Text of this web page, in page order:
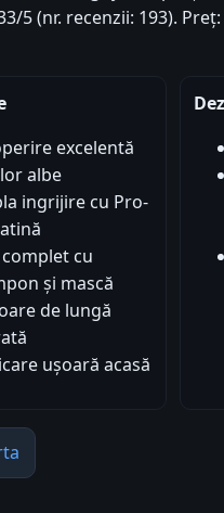
5 (nr. recenzii: 193).
excelentă
albe
ingrijire cu Pro-
cu
și mască
de lungă
ușoară acasă